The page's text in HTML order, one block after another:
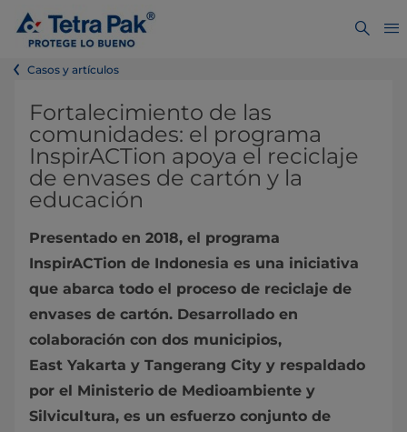
Casos y artículos
Fortalecimiento de las
comunidades: el programa
InspirACTion apoya el reciclaje
de envases de cartón y la
educación
Presentado en 2018, el programa
InspirACTion de Indonesia es una iniciativa
que abarca todo el proceso de reciclaje de
envases de cartón. Desarrollado en
colaboración con dos municipios,
East Yakarta y Tangerang City y respaldado
por el Ministerio de Medioambiente y
Silvicultura, es un esfuerzo conjunto de